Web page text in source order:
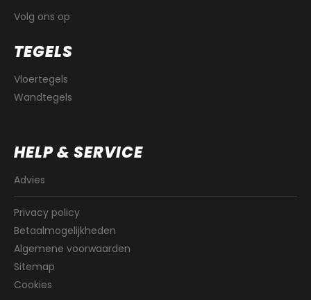
Volg ons op
TEGELS
Vloertegels
Wandtegels
HELP & SERVICE
Advies
Privacy policy
Betaalmogelijkheden
Algemene voorwaarden
Sitemap
Cookies